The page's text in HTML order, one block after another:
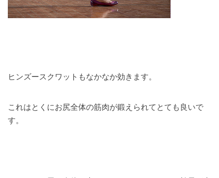
ヒンズースクワットもなかなか効きます。
これはとくにお尻全体の筋肉が鍛えられてとても良いで
す。